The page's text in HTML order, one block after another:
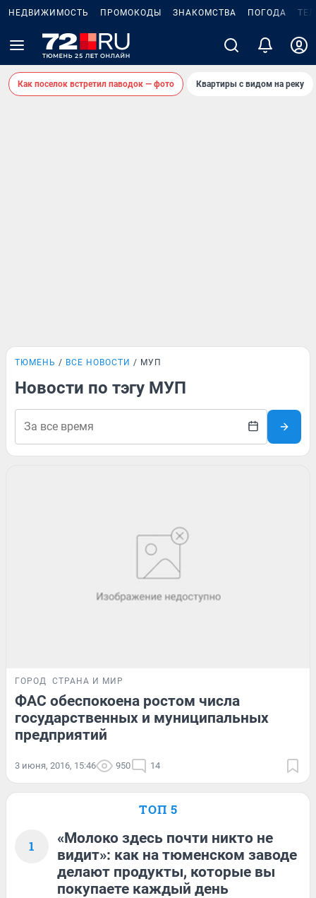
НЕДВИЖИМОСТЬ ПРОМОКОДЫ ЗНАКОМСТВА ПОГОДА
Как поселок встретил паводок — фото Квартиры с видом на реку
ТЮМЕНЬ ВСЕ НОВОСТИ МУП
Новости по тэгу МУП
ГОРОД СТРАНА И МИР
ФАС обеспокоена ростом числа
государственных и муниципальных
предприятий
3 июня, 2016, 15:46 950 14
ТОП 5
1
«Молоко здесь почти никто не
видит»: как на тюменском заводе
делают продукты, которые вы
покупаете каждый день